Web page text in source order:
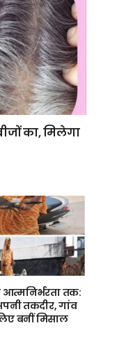
का, मिलेगा
तक:
तकदीर, गांव
बनीं मिसाल